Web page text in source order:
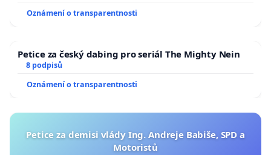
Oznámení o transparentnosti
Petice za český dabing pro seriál The Mighty Nein
8 podpisů
Oznámení o transparentnosti
Petice za demisi vlády Ing. Andreje Babiše, SPD a
Motoristů